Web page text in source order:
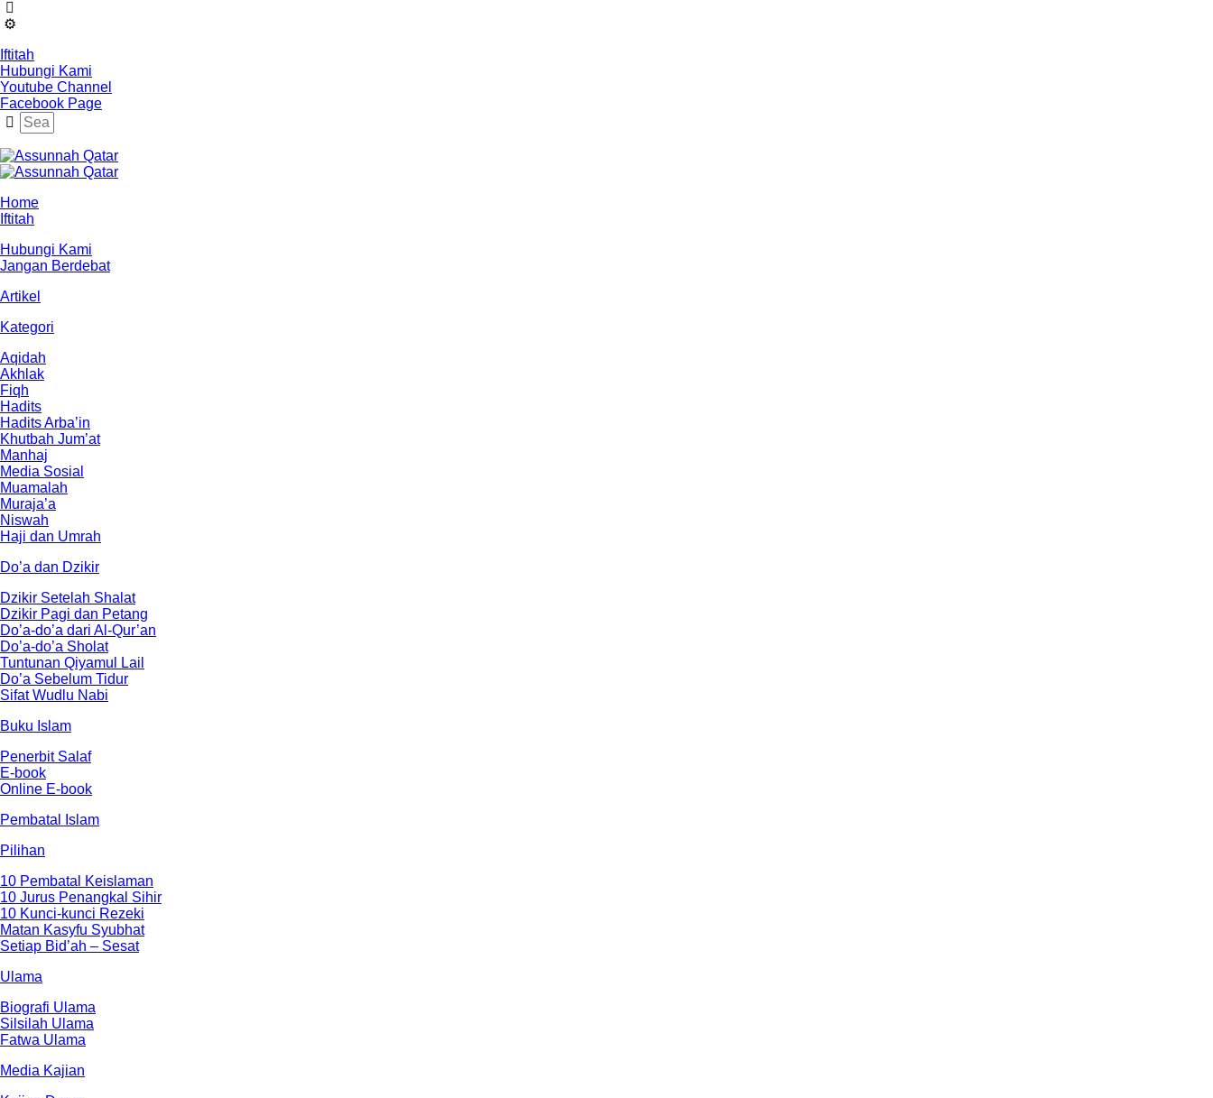
Iftitah
Hubungi Kami
Youtube Channel
Facebook Page
Home
Iftitah
Hubungi Kami
Jangan Berdebat
Artikel
Kategori
Aqidah
Akhlak
Fiqh
Hadits
Hadits Arba’in
Khutbah Jum’at
Manhaj
Media Sosial
Muamalah
Muraja’a
Niswah
Haji dan Umrah
Do’a dan Dzikir
Dzikir Setelah Shalat
Dzikir Pagi dan Petang
Do’a-do’a dari Al-Qur’an
Do’a-do’a Sholat
Tuntunan Qiyamul Lail
Do’a Sebelum Tidur
Sifat Wudlu Nabi
Buku Islam
Penerbit Salaf
E-book
Online E-book
Pembatal Islam
Pilihan
10 Pembatal Keislaman
10 Jurus Penangkal Sihir
10 Kunci-kunci Rezeki
Matan Kasyfu Syubhat
Setiap Bid’ah – Sesat
Ulama
Biografi Ulama
Silsilah Ulama
Fatwa Ulama
Media Kajian